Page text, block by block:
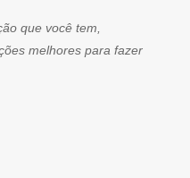
que você tem,
melhores para fazer